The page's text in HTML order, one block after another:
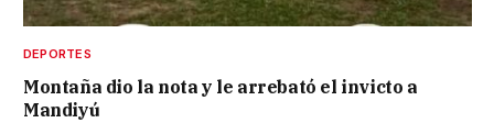
DEPORTES
Montaña dio la nota y le arrebató el invicto a
Mandiyú